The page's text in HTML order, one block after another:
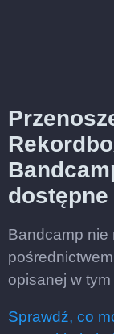
dostępne
Bandcamp nie
opisanej w
Sprawdź, co